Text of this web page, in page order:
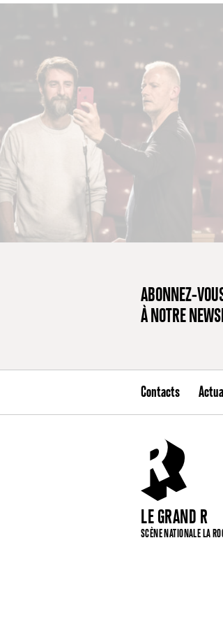
ABONNEZ-
À NOTRE
Contacts
LE GRAND R
SCÈNE NATIONALE LA